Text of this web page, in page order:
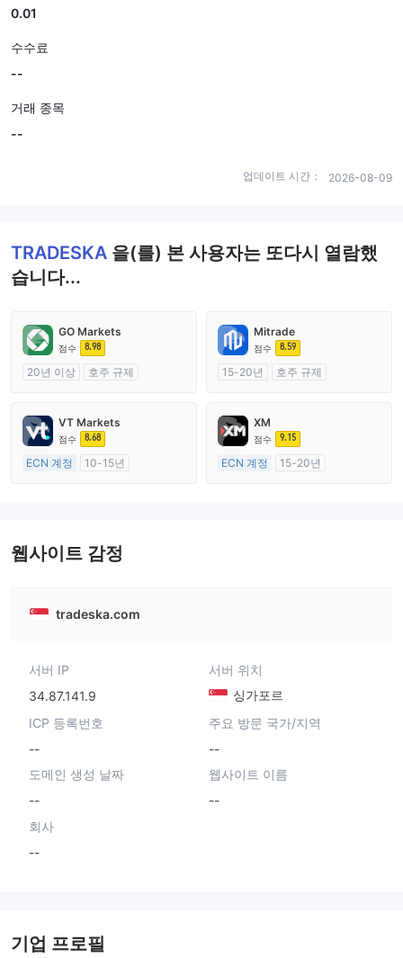
0.01
수수료
--
거래 종목
--
업데이트 시간： 2026-08-09
TRADESKA 을(를) 본 사용자는 또다시 열람했
습니다...
GO Markets
점수 8.98
20년 이상
호주 규제
cTrader
Mitrade
점수 8.59
15-20년
호주 규제
자체 연구개발
VT Markets
점수 8.68
ECN 계정
10-15년
XM
점수 9.15
ECN 계정
15-20년
웹사이트 감정
tradeska.com
서버 IP
34.87.141.9
서버 위치
싱가포르
ICP 등록번호
--
주요 방문 국가/지역
--
도메인 생성 날짜
--
웹사이트 이름
--
회사
--
기업 프로필